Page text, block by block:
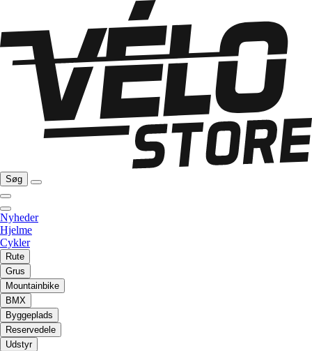
Søg
Nyheder
Hjelme
Cykler
Rute
Grus
Mountainbike
BMX
Byggeplads
Reservedele
Udstyr